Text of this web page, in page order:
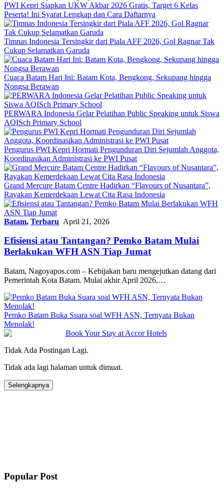
PWI Kepri Siapkan UKW Akbar 2026 Gratis, Target 6 Kelas
Peserta! Ini Syarat Lengkap dan Cara Daftarnya
Timnas Indonesia Tersingkir dari Piala AFF 2026, Gol Ragnar Tak
Cukup Selamatkan Garuda
Cuaca Batam Hari Ini: Batam Kota, Bengkong, Sekupang hingga
Nongsa Berawan
PERWARA Indonesia Gelar Pelatihan Public Speaking untuk Siswa
AQISch Primary School
Pengurus PWI Kepri Hormati Pengunduran Diri Sejumlah Anggota,
Koordinasikan Administrasi ke PWI Pusat
Grand Mercure Batam Centre Hadirkan “Flavours of Nusantara”,
Rayakan Kemerdekaan Lewat Cita Rasa Indonesia
Batam, Terbaru April 21, 2026
Efisiensi atau Tantangan? Pemko Batam Mulai
Berlakukan WFH ASN Tiap Jumat
Batam, Nagoyapos.com – Kebijakan baru mengejutkan datang dari
Pemerintah Kota Batam. Mulai akhir April 2026,…
Pemko Batam Buka Suara soal WFH ASN, Ternyata Bukan
Menolak!
Tidak Ada Postingan Lagi.
Tidak ada lagi halaman untuk dimuat.
Selengkapnya
Popular Post